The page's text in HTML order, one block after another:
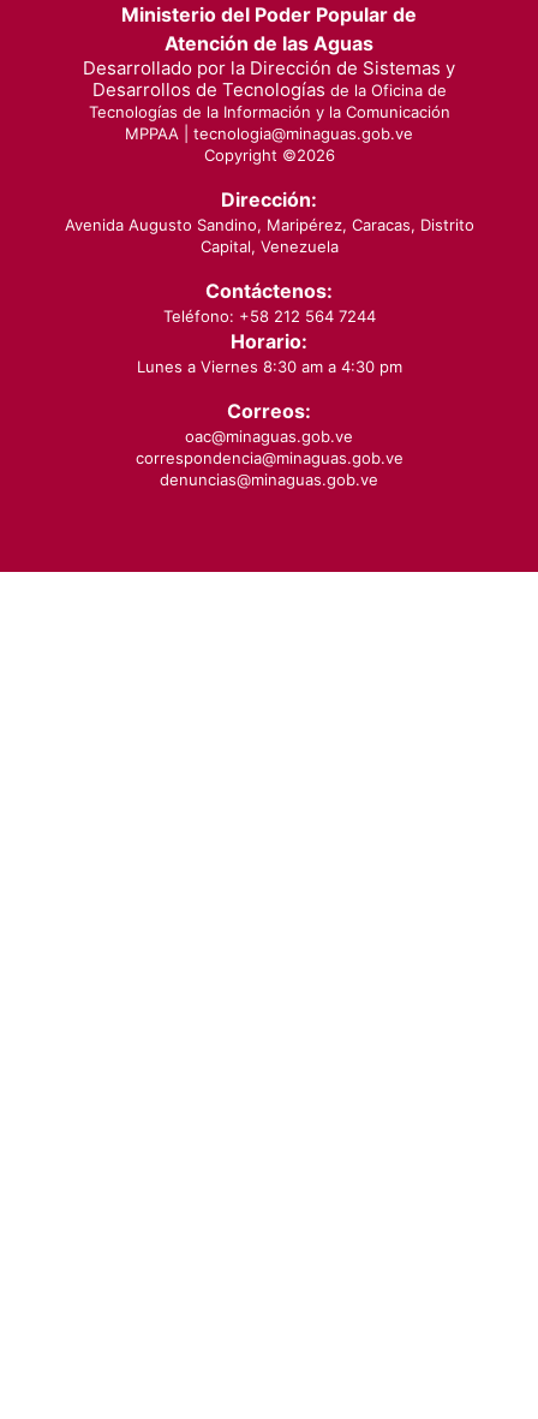
Ministerio del Poder Popular de
Atención de las Aguas
Desarrollado por la Dirección de Sistemas y
Desarrollos de Tecnologías de la Oficina de
Tecnologías de la Información y la Comunicación
MPPAA | tecnologia@minaguas.gob.ve
Copyright ©2026
Dirección:
Avenida Augusto Sandino, Maripérez, Caracas, Distrito
Capital, Venezuela
Contáctenos:
Teléfono: +58 212 564 7244
Horario:
Lunes a Viernes 8:30 am a 4:30 pm
Correos:
oac@minaguas.gob.ve
correspondencia@minaguas.gob.ve
denuncias@minaguas.gob.ve